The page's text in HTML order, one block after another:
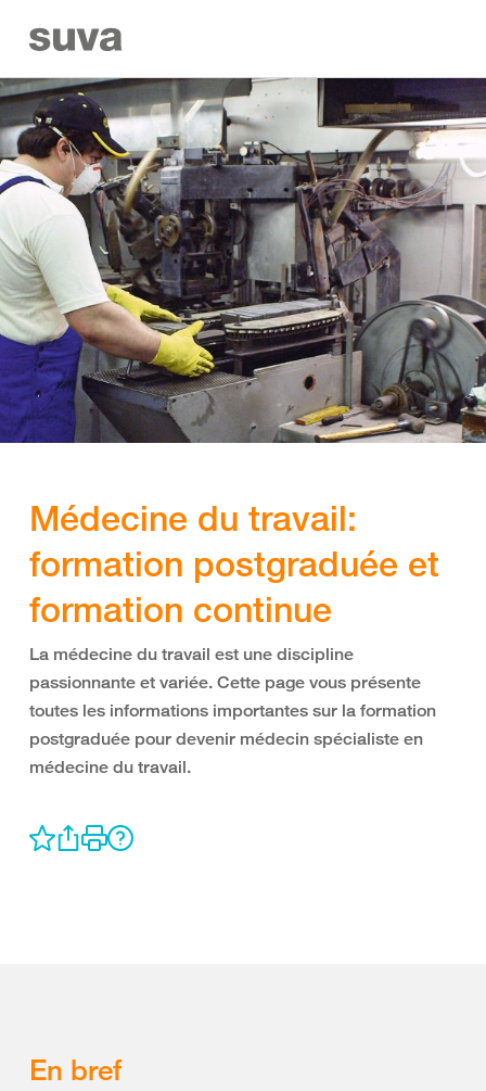
Médecine du travail:
formation postgraduée et
formation continue
La médecine du travail est une discipline
passionnante et variée. Cette page vous présente
toutes les informations importantes sur la formation
postgraduée pour devenir médecin spécialiste en
médecine du travail.
En bref